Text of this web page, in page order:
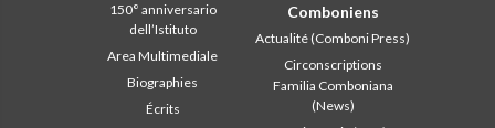
150° anniversario
dell’Istituto
Area Multimediale
Biographies
Écrits
Comboniens
Actualité (Comboni Press)
Circonscriptions
Familia Comboniana
(News)